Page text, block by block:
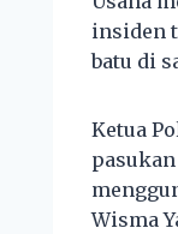
insiden
batu di
Ketua
Wisma